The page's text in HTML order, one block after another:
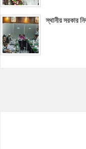
স্থানীয় সরকার